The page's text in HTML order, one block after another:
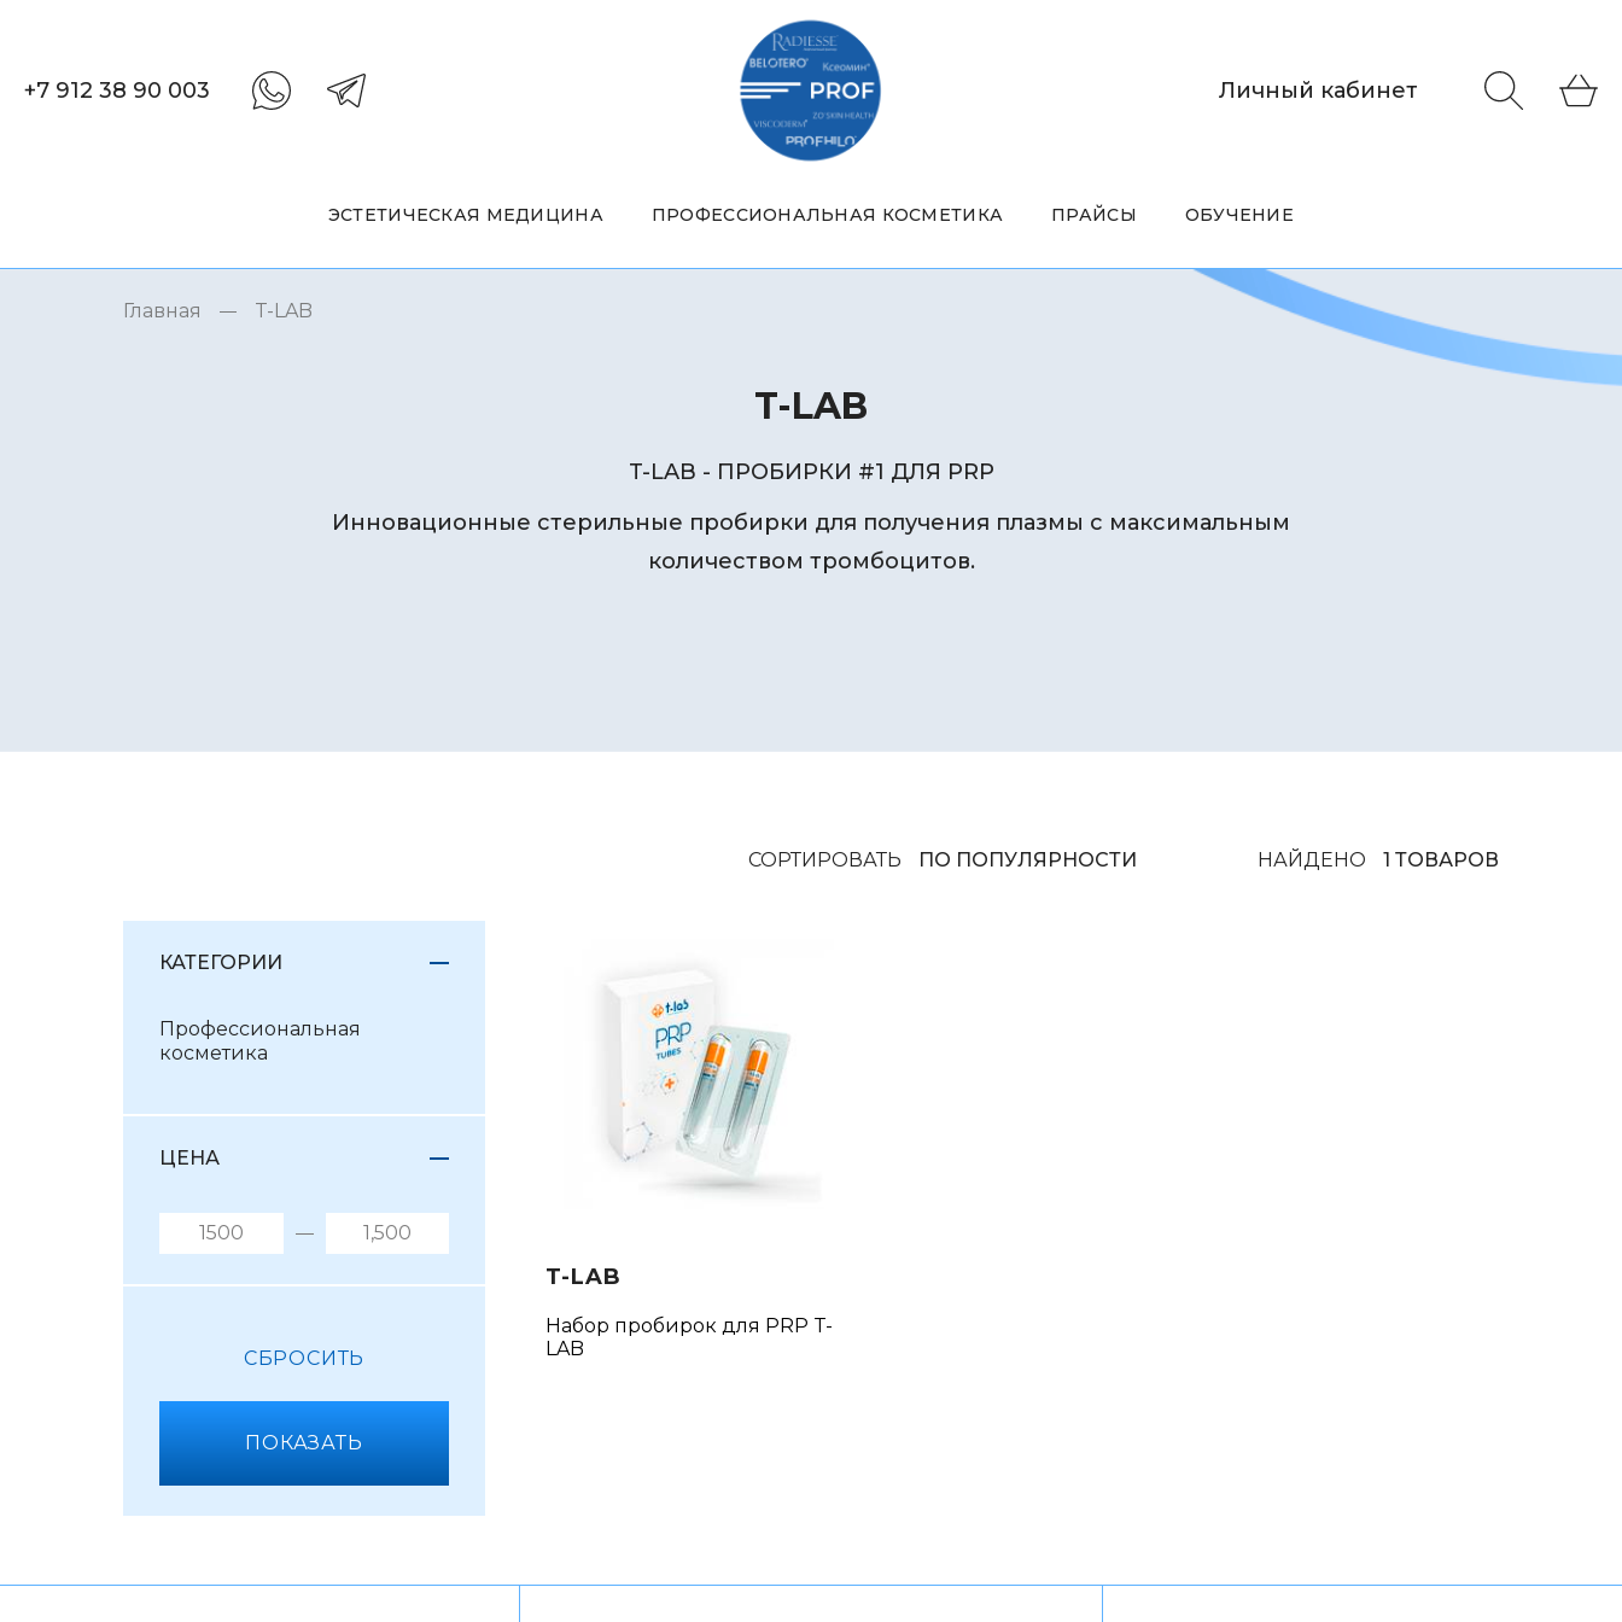
+7 912 38 90 003 Личный кабинет
ЭСТЕТИЧЕСКАЯ МЕДИЦИНА ПРОФЕССИОНАЛЬНАЯ КОСМЕТИКА ПРАЙСЫ ОБУЧЕНИЕ
Главная T-LAB
T-LAB
T-LAB - ПРОБИРКИ #1 ДЛЯ PRP
Инновационные стерильные пробирки для получения плазмы с максимальным
количеством тромбоцитов.
СОРТИРОВАТЬ ПО ПОПУЛЯРНОСТИ НАЙДЕНО 1 ТОВАРОВ
КАТЕГОРИИ
Профессиональная
косметика
ЦЕНА
СБРОСИТЬ
ПОКАЗАТЬ
T-LAB
Набор пробирок для PRP T-
LAB